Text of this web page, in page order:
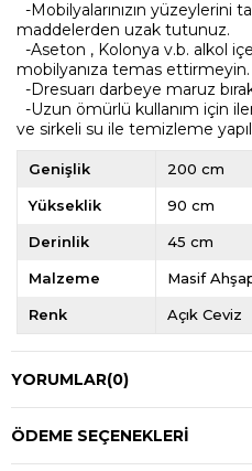
-Mobilyalarınızın yüzeylerini
maddelerden uzak tutunuz.
-Aseton , Kolonya v.b. alkol
mobilyanıza temas ettirmeyin.
-Dresuarı darbeye maruz
-Uzun ömürlü kullanım için
ve sirkeli su ile temizleme
Genişlik 200 cm
Yükseklik 90 cm
Derinlik 45 cm
Malzeme Masif
Renk Açık Ceviz
YORUMLAR(0)
ÖDEME SEÇENEKLERI